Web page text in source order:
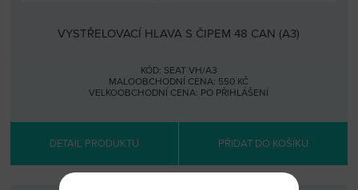
VYSTŘELOVACÍ HLAVA S ČIPEM 48 CAN (A3)
KÓD: SEAT VH/A3
MALOOBCHODNÍ CENA: 550 KČ
VELKOOBCHODNÍ CENA: PO PŘIHLÁŠENÍ
DETAIL PRODUKTU PŘIDAT DO KOŠÍKU